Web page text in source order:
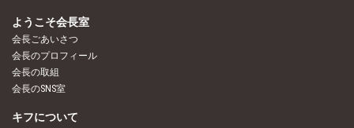
ようこそ会長室
会長ごあいさつ
会長のプロフィール
会長の取組
会長のSNS室
キフについて